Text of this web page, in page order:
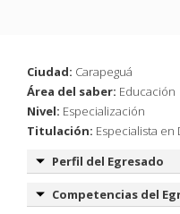
Ciudad: Carapeguá
Área del saber: Educación
Nivel: Especialización
Titulación: Especialista
Perfil del Egresado
Competencias del